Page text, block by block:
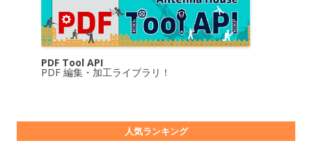
PDF Tool API
PDF 編集・加工ライブラリ！
人気ランキング